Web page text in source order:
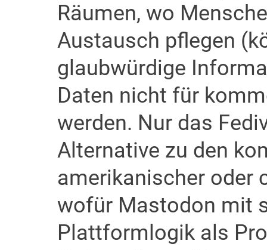
Räumen, wo
Austausch pflegen
glaubwürdige
Daten nicht für
werden. Nur das
Alternative zu den
amerikanischer oder
wofür Mastodon mit
Plattformlogik als